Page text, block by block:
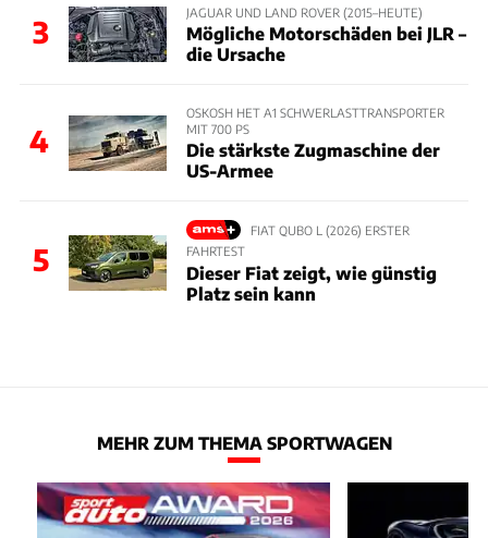
3
JAGUAR UND LAND ROVER (2015–HEUTE)
Mögliche Motorschäden bei JLR –
die Ursache
4
OSKOSH HET A1 SCHWERLASTTRANSPORTER
MIT 700 PS
Die stärkste Zugmaschine der
US-Armee
5
FIAT QUBO L (2026) ERSTER
FAHRTEST
Dieser Fiat zeigt, wie günstig
Platz sein kann
MEHR ZUM THEMA SPORTWAGEN